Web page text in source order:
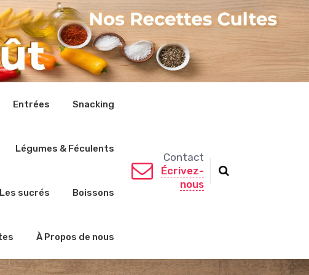
Entrées Snacking
Légumes & Féculents
Les sucrés Boissons
À Propos de nous
Contact
Écrivez-
nous